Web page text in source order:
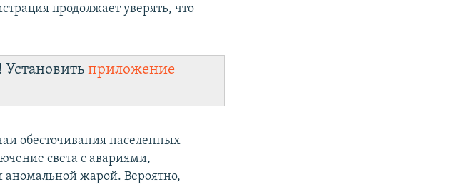
продолжает уверять, что
Установитьприложение
обесточивания населенных
света с авариями,
аномальной жарой. Вероятно,